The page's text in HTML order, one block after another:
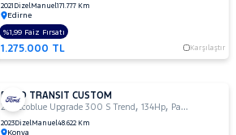
2021 DizelManuel171.777 Km
Edirne
1.275.000 TL Karşılaştır
%1,99 Faiz Fırsatı
FORD TRANSIT CUSTOM
2.0 Ecoblue Upgrade 300 S Trend ,134Hp, Panel Van
2023DizelManuel48.622 Km
Konya